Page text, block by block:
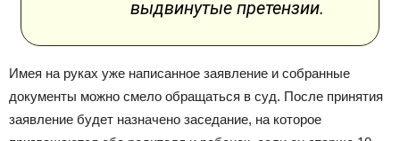
выдвинутые претензии.
Имея на руках уже написанное заявление и собранные
документы можно смело обращаться в суд. После принятия
заявление будет назначено заседание, на которое